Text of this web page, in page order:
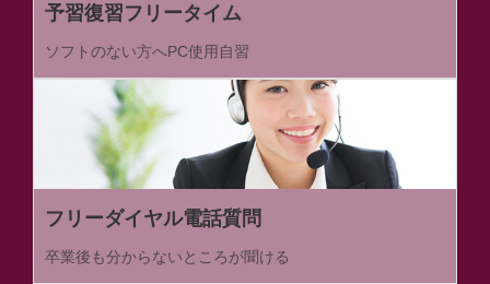
予習復習フリータイム
ソフトのない方へPC使用自習
フリーダイヤル電話質問
卒業後も分からないところが聞ける